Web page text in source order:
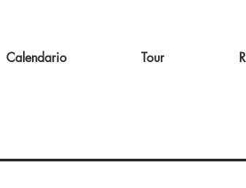
Calendario Tour